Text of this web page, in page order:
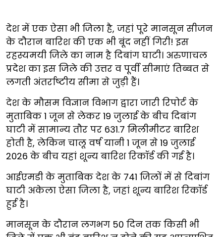
देश में एक ऐसा भी जिला है, जहां पूरे मानसून सीजन
के दौरान बारिश की एक भी बूंद नहीं गिरी! इस
रहस्यमयी जिले का नाम है दिबांग घाटी। अरुणाचल
प्रदेश का इस जिले की उत्तर व पूर्वी सीमाएं तिब्बत से
लगती अंतर्राष्टीय सीमा से जुड़ी हैं।
देश के मौसम विज्ञान विभाग द्वारा जारी रिपोर्ट के
मुताबिक 1 जून से लेकर 19 जुलाई के बीच दिबांग
घाटी में सामान्य तौर पर 631.7 मिलीमीटर बारिश
होती है, लेकिन चालू वर्ष यानी 1 जून से 19 जुलाई
2026 के बीच यहां शून्य बारिश रिकॉर्ड की गई है।
आईएमडी के मुताबिक देश के 741 जिलों में से दिबांग
घाटी अकेला ऐसा जिला है, जहां शून्य बारिश रिकॉर्ड
हुई है।
मानसून के दौरान लगभग 50 दिन तक किसी भी